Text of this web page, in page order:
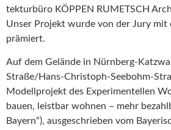
tek­turbüro KÖPPEN RUMETSCH
Unser Projekt wurde von der Jury mit
prämiert.
Auf dem Gelände in Nürnberg-
Straße/Hans-Christoph-Seebohm-
Modell­projekt des Experi­men­tellen
bauen, leistbar wohnen – mehr
Bayern“), ausge­schrieben vom